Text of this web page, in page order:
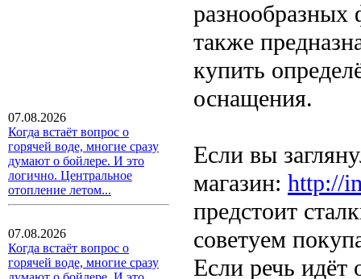
07.08.2026
Когда встаёт вопрос о
горячей воде, многие сразу
думают о бойлере. И это
логично. Центральное
отопление летом...
07.08.2026
Когда встаёт вопрос о
горячей воде, многие сразу
разнообразных
также
купить
оснащения.
Если вы
магазин: http://
предстоит
советуем
Если речь